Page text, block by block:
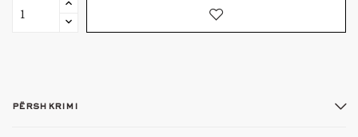
përshkrimi